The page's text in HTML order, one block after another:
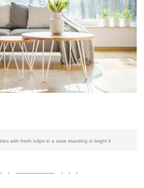
with fresh tulips in a vase standing in bright li